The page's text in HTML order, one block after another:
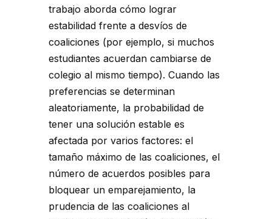
trabajo aborda cómo lograr
estabilidad frente a desvíos de
coaliciones (por ejemplo, si muchos
estudiantes acuerdan cambiarse de
colegio al mismo tiempo). Cuando las
preferencias se determinan
aleatoriamente, la probabilidad de
tener una solución estable es
afectada por varios factores: el
tamaño máximo de las coaliciones, el
número de acuerdos posibles para
bloquear un emparejamiento, la
prudencia de las coaliciones al